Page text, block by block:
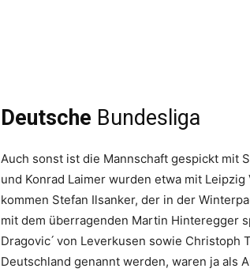
Deutsche Bundesliga
Auch sonst ist die Mannschaft gespickt mit
und Konrad Laimer wurden etwa mit
kommen Stefan Ilsanker, der in der
mit dem überragenden Martin Hinteregger
Dragovic ́ von Leverkusen sowie Christoph
Deutschland genannt werden, waren ja als